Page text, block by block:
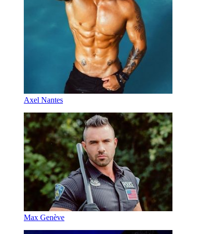
Axel Nantes
Max Genève